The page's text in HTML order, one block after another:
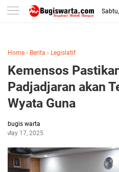
-->
Home › Berita › Legislatif
Kemensos
Padjadjaran akan
Wyata Guna
bugis warta
May 17, 2025